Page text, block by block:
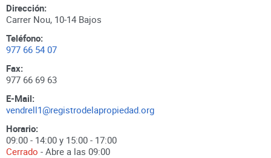
Dirección:
Carrer Nou, 10-14 Bajos
Teléfono:
977 66 54 07
Fax:
977 66 69 63
E-Mail:
vendrell1@registrodelapropiedad.org
Horario:
09:00 - 14:00 y 15:00 - 17:00
Cerrado - Abre a las 09:00